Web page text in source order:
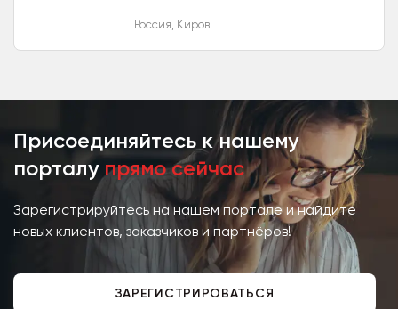
доступным ценам. Новые
Россия, Киров
Присоединяйтесь к нашему
порталу прямо сейчас
Зарегистрируйтесь на нашем портале и найдите
новых клиентов, заказчиков и партнёров!
ЗАРЕГИСТРИРОВАТЬСЯ